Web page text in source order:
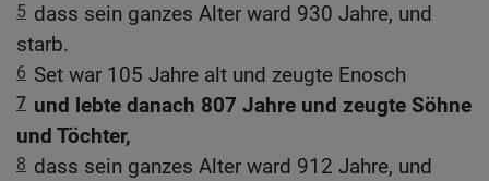
5 dass sein ganzes Alter ward 930 Jahre, und
starb.
6 Set war 105 Jahre alt und zeugte Enosch
7 und lebte danach 807 Jahre und zeugte Söhne
und Töchter,
8 dass sein ganzes Alter ward 912 Jahre, und